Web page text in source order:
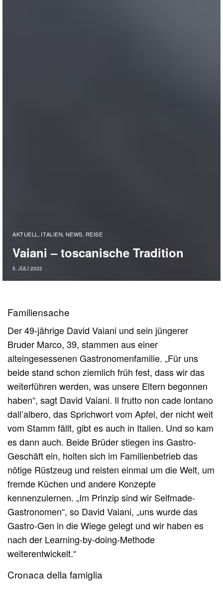
AKTUELL , ITALIEN, NEWS, REISE
Vaiani – toscanische Tradition
5. JULI 2022
Familiensache
Der 49-jährige David Vaiani und sein jüngerer
Bruder Marco, 39, stammen aus einer
alteingesessenen Gastronomenfamilie. „Für uns
beide stand schon ziemlich früh fest, dass wir das
weiterführen werden, was unsere Eltern begonnen
haben“, sagt David Vaiani. Il frutto non cade lontano
dall’albero, das Sprichwort vom Apfel, der nicht weit
vom Stamm fällt, gibt es auch in Italien. Und so kam
es dann auch. Beide Brüder stiegen ins Gastro-
Geschäft ein, holten sich im Familienbetrieb das
nötige Rüstzeug und reisten einmal um die Welt, um
fremde Küchen und andere Konzepte
kennenzulernen. „Im Prinzip sind wir Selfmade-
Gastronomen“, so David Vaiani, „uns wurde das
Gastro-Gen in die Wiege gelegt und wir haben es
nach der Learning-by-doing-Methode
weiterentwickelt.“
Cronaca della famiglia